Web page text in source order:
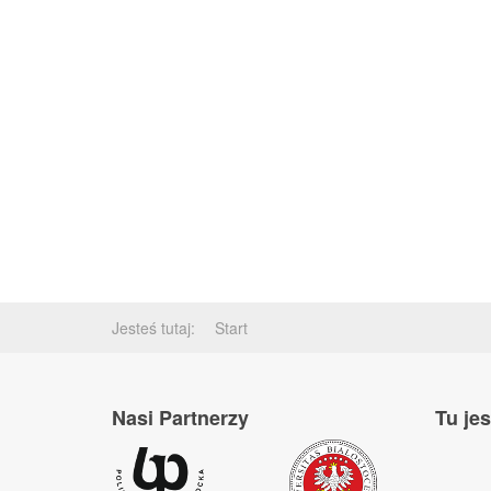
Jesteś tutaj: Start
Nasi Partnerzy Tu